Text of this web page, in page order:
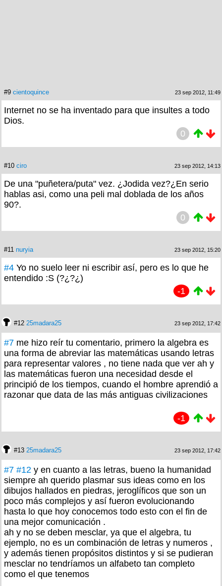
#9 cientoquince 23 sep 2012, 11:49
Internet no se ha inventado para que insultes a todo
Dios.
0
#10 ciro 23 sep 2012, 14:13
De una "puñetera/puta" vez. ¿Jodida vez?¿En serio
hablas asi, como una peli mal doblada de los años
90?.
0
#11 nuryia 23 sep 2012, 15:20
#4 Yo no suelo leer ni escribir así, pero es lo que he
entendido :S (?¿?¿)
-1
#12 25madara25 23 sep 2012, 17:42
#7 me hizo reír tu comentario, primero la algebra es
una forma de abreviar las matemáticas usando letras
para representar valores , no tiene nada que ver ah y
las matemáticas fueron una necesidad desde el
principió de los tiempos, cuando el hombre aprendió a
razonar que data de las más antiguas civilizaciones
-1
#13 25madara25 23 sep 2012, 17:42
#7 #12 y en cuanto a las letras, bueno la humanidad
siempre ah querido plasmar sus ideas como en los
dibujos hallados en piedras, jeroglíficos que son un
poco más complejos y así fueron evolucionando
hasta lo que hoy conocemos todo esto con el fin de
una mejor comunicación .
ah y no se deben mesclar, ya que el algebra, tu
ejemplo, no es un combinación de letras y numeros ,
y además tienen propósitos distintos y si se pudieran
mesclar no tendríamos un alfabeto tan completo
como el que tenemos